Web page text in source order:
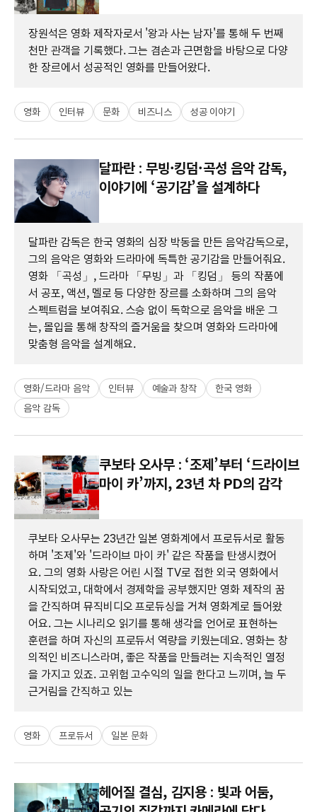
장원석은 영화 제작자로서 '왕과 사는 남자'를 통해 두 번째
천만 관객을 기록했다. 그는 겸손과 근면함을 바탕으로 다양
한 장르에서 성공적인 영화를 만들어왔다.
영화 인터뷰 문화 비즈니스 성공 이야기
달파란 : 무빙·킹덤·곡성 음악 감독,
이야기에 ‘공기감’을 설계하다
달파란 감독은 한국 영화의 심장 박동을 만든 음악감독으로,
그의 음악은 영화와 드라마에 독특한 공기감을 만들어줘요.
영화 「곡성」, 드라마 「무빙」과 「킹덤」 등의 작품에
서 공포, 액션, 멜로 등 다양한 장르를 소화하며 그의 음악
스펙트럼을 보여줘요. 스승 없이 독학으로 음악을 배운 그
는, 몰입을 통해 창작의 즐거움을 찾으며 영화와 드라마에
맞춤형 음악을 설계해요.
영화/드라마 음악 인터뷰 예술과 창작
한국 영화
음악 감독
쿠보타 오사무 : ‘조제’부터 ‘드라이브
마이 카’까지, 23년 차 PD의 감각
쿠보타 오사무는 23년간 일본 영화계에서 프로듀서로 활동
하며 '조제'와 '드라이브 마이 카' 같은 작품을 탄생시켰어
요. 그의 영화 사랑은 어린 시절 TV로 접한 외국 영화에서
시작되었고, 대학에서 경제학을 공부했지만 영화 제작의 꿈
을 간직하며 뮤직비디오 프로듀싱을 거쳐 영화계로 들어왔
어요. 그는 시나리오 읽기를 통해 생각을 언어로 표현하는
훈련을 하며 자신의 프로듀서 역량을 키웠는데요. 영화는 창
의적인 비즈니스라며, 좋은 작품을 만들려는 지속적인 열정
을 가지고 있죠. 고위험 고수익의 일을 한다고 느끼며, 늘 두
근거림을 간직하고 있는
영화 프로듀서 일본 문화
헤어질 결심, 김지용 : 빛과 어둠,